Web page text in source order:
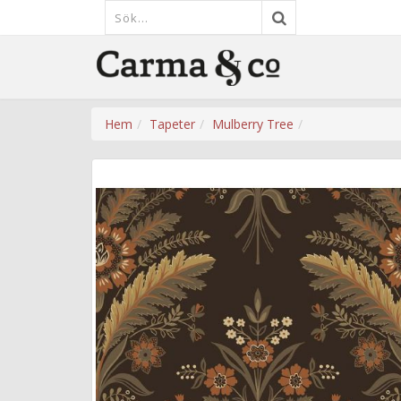
Hem Tapeter Mulberry Tree